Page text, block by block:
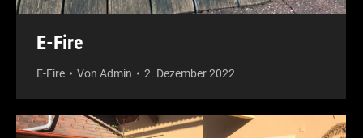
E-Fire
E-Fire Von Admin 2. Dezember 2022